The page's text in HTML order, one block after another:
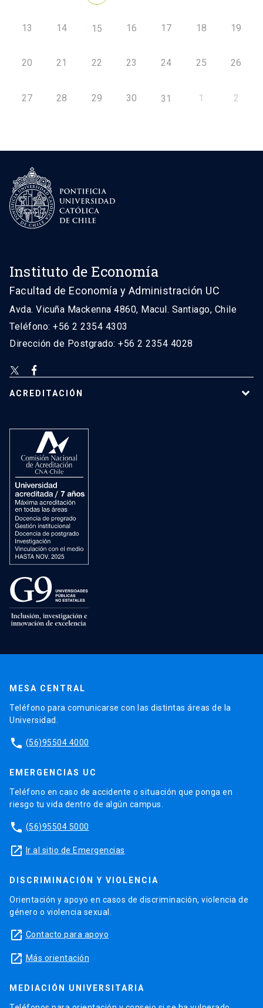
13 14 15 16 17 18 19
20 21 22 23 24 25 26
27 28 29 30 31 1 2
Instituto de Economía
Facultad de Economía y Administración UC
Avda. Vicuña Mackenna 4860, Macul. Santiago, Chile
Teléfono: +56 2 2354 4303
Dirección de Postgrado: +56 2 2354 4028
ACREDITACIÓN
MESA CENTRAL
Teléfono para comunicarse con las distintas áreas de la
Universidad.
phone (56)95504 4000
EMERGENCIAS UC
Teléfono en caso de accidente o situación que ponga en
riesgo tu vida dentro de algún campus.
phone (56)95504 5000
launch Ir al sitio de Emergencias
DISCRIMINACIÓN Y VIOLENCIA
Orientación y apoyo en casos de discriminación, violencia de
género o violencia sexual.
launch Contacto para apoyo
launch Más orientación
MEDIACIÓN UNIVERSITARIA